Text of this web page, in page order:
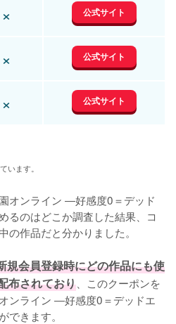
× 公式サイト
× 公式サイト
× 公式サイト
います。
オンライン ―好感度0＝デッド
るのはどこか調査した結果、コ
の作品だと分かりました。
規会員登録時にどの作品にも使
布されており 、このクーポンを
ンライン ―好感度0＝デッドエ
きます。